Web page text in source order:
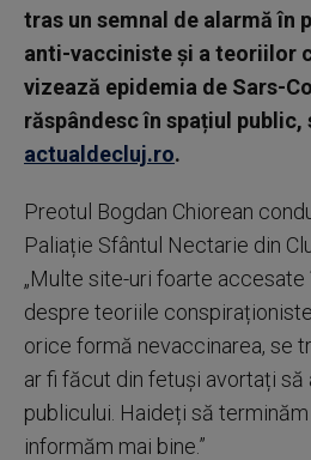
tras un semnal de alarmă în
anti-vacciniste și a teoriilor
vizează epidemia de Sars-
răspândesc în spațiul public,
actualdecluj.ro.
Preotul Bogdan Chiorean
Paliație Sfântul Nectarie din
„Multe site-uri foarte accesate
despre teoriile
orice formă nevaccinarea, se
ar fi făcut din fetuși avortați să
publicului. Haideți să
informăm mai bine.”